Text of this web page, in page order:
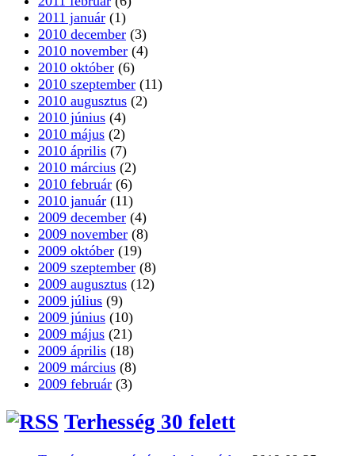
2011 január (1)
2010 december (3)
2010 november (4)
2010 október (6)
2010 szeptember (11)
2010 augusztus (2)
2010 június (4)
2010 május (2)
2010 április (7)
2010 március (2)
2010 február (6)
2010 január (11)
2009 december (4)
2009 november (8)
2009 október (19)
2009 szeptember (8)
2009 augusztus (12)
2009 július (9)
2009 június (10)
2009 május (21)
2009 április (18)
2009 március (8)
2009 február (3)
Terhesség 30 felett